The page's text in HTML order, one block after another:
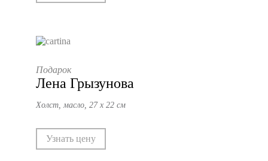
Подарок
Лена Грызунова
Холст, масло, 27 х 22 см
Узнать цену